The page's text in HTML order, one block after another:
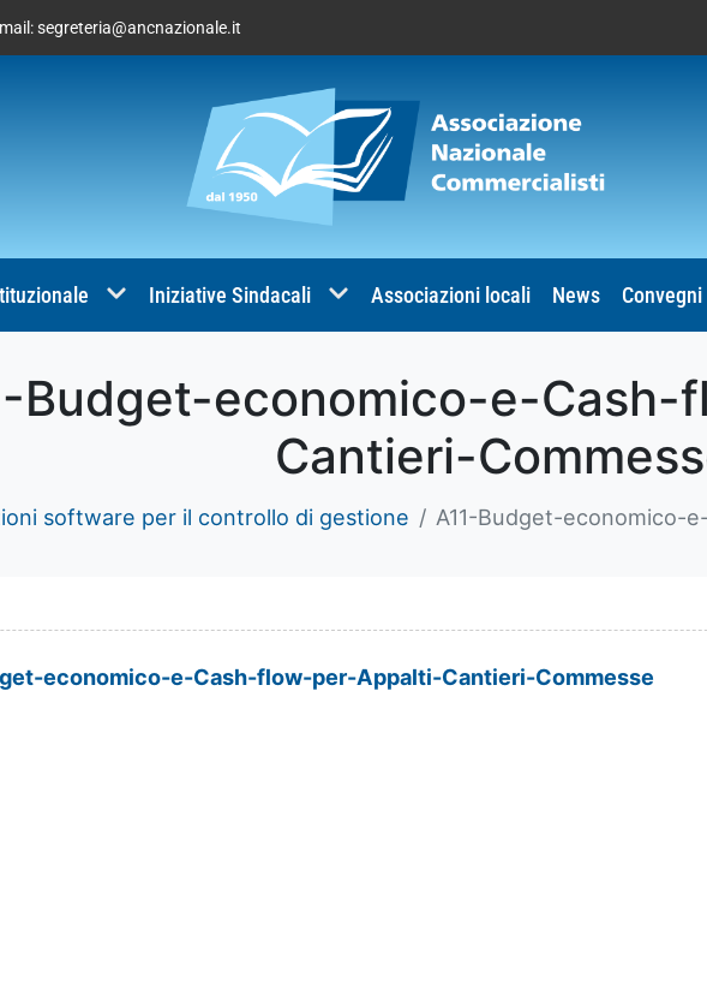
segreteria@ancnazionale.it
Iniziative Sindacali Associazioni locali News Convegni
Budget-economico-e-
Cantieri-
software per il controllo di gestione A11-Budget-economico-
economico-e-Cash-flow-per-Appalti-Cantieri-Commesse